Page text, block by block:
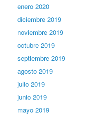
enero 2020
diciembre 2019
noviembre 2019
octubre 2019
septiembre 2019
agosto 2019
julio 2019
junio 2019
mayo 2019